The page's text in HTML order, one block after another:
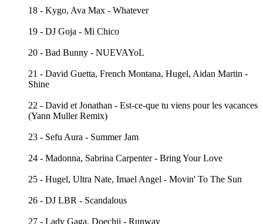
18 - Kygo, Ava Max - Whatever
19 - DJ Goja - Mi Chico
20 - Bad Bunny - NUEVAYoL
21 - David Guetta, French Montana, Hugel, Aidan Martin -
Shine
22 - David et Jonathan - Est-ce-que tu viens pour les vacances
(Yann Muller Remix)
23 - Sefu Aura - Summer Jam
24 - Madonna, Sabrina Carpenter - Bring Your Love
25 - Hugel, Ultra Nate, Imael Angel - Movin' To The Sun
26 - DJ LBR - Scandalous
27 - Lady Gaga, Doechii - Runway